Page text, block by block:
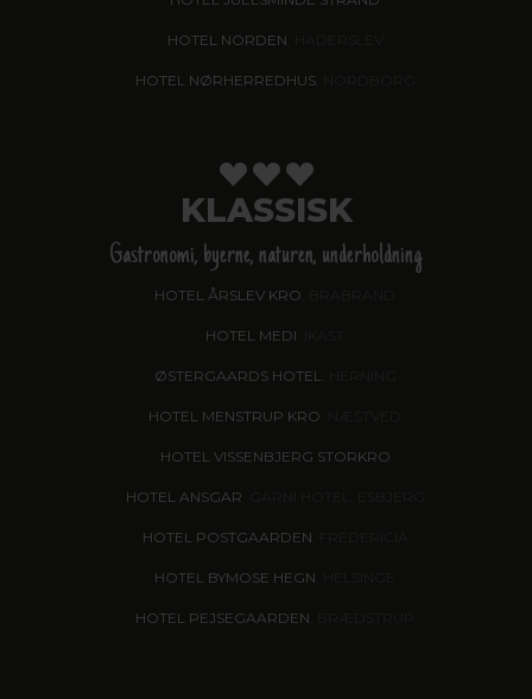
HOTEL NORDEN
HOTEL NØRHERREDHUS, NORDBORG
KLASSISK
Gastronomi, byerne, naturen, underholdning
HOTEL ÅRSLEV KRO
HOTEL MEDI
ØSTERGAARDS HOTEL, HERNING
HOTEL MENSTRUP KRO
HOTEL VISSENBJERG STORKRO
HOTEL ANSGAR
HOTEL POSTGAARDEN
HOTEL BYMOSE HEGN
HOTEL PEJSEGAARDEN